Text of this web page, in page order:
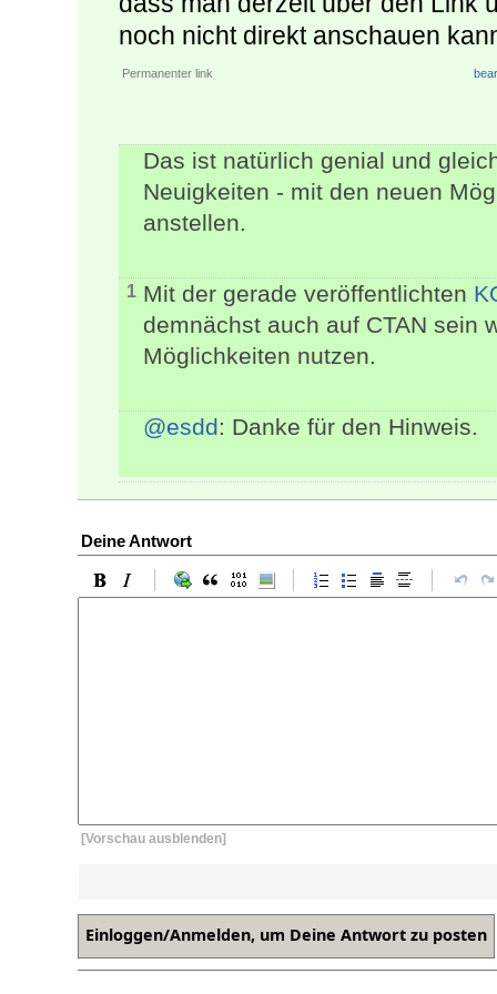
noch nicht direkt anschauen
Permanenter link
Das ist natürlich genial und
Neuigkeiten - mit den neuen
anstellen.
1 Mit der gerade veröffentlichten
demnächst auch auf CTAN sein
Möglichkeiten nutzen.
@esdd: Danke für den Hinweis.
Deine Antwort
[Vorschau ausblenden]